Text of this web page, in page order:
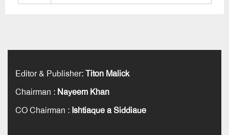
Editor & Publisher:Titon Malick
Chairman : Nayeem Khan
CO Chairman : Ishtiaque a Siddiaue